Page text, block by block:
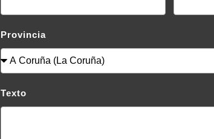
Provincia
Texto